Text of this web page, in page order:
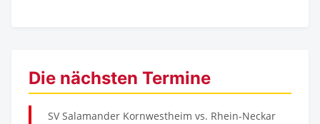
Die nächsten Termine
SV Salamander Kornwestheim vs. Rhein-Neckar